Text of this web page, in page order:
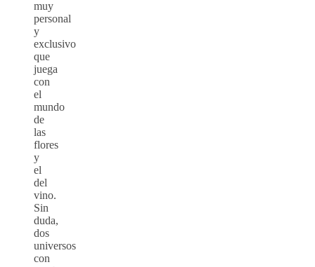
muy
personal
y
exclusivo
que
juega
con
el
mundo
de
las
flores
y
el
del
vino.
Sin
duda,
dos
universos
con